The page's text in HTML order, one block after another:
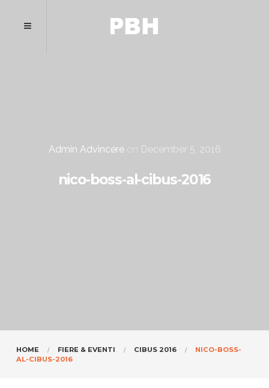
Admin Advincereon December 5, 2016
nico-boss-al-cibus-2016
HOME FIERE & EVENTI CIBUS 2016
NICO-BOSS-
AL-CIBUS-2016